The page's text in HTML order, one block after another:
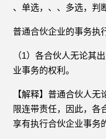
、单选，、、多选，判
普通合伙企业的事务执
（1）各合伙人无论其
业事务的权利。
【解释】普通合伙人
限连带责任，因此，各
享有执行合伙企业事务